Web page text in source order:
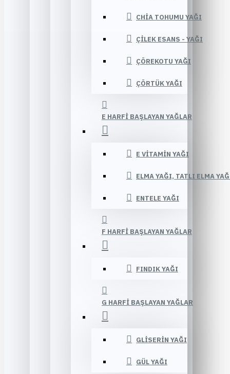
CHIA TOHUMU YAĞI
ÇILEK ESANS - YAĞI
ÇÖREKOTU YAĞI
ÇÖRTÜK YAĞI
E HARFI BAŞLAYAN YAĞLAR
E VITAMIN YAĞI
ELMA YAĞI, TATLI ELMA
ENTELE YAĞI
F HARFI BAŞLAYAN YAĞLAR
FINDIK YAĞI
G HARFI BAŞLAYAN YAĞLAR
GLISERIN YAĞI
GÜL YAĞI